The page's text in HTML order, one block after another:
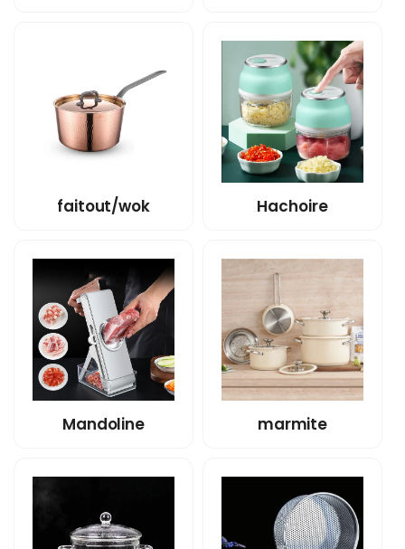
faitout/wok Hachoire
Mandoline marmite